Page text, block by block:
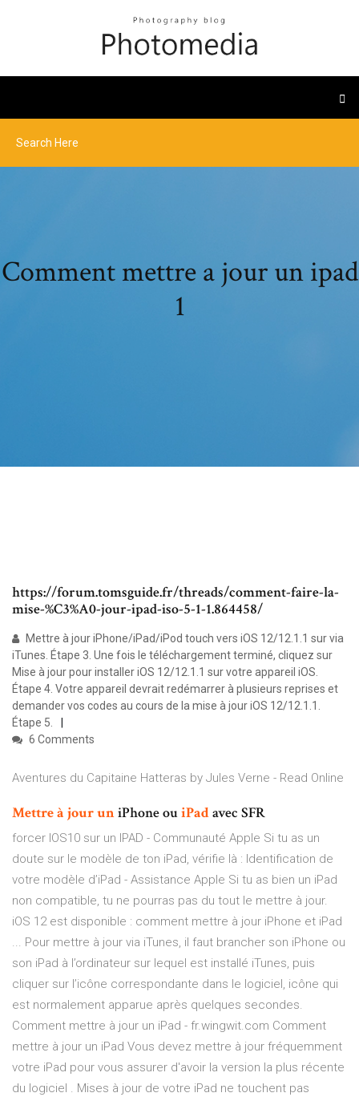
Comment mettre a jour un ipad
1
https://forum.tomsguide.fr/threads/comment-faire-la-
mise-%C3%A0-jour-ipad-iso-5-1-1.864458/
Mettre à jour iPhone/iPad/iPod touch vers iOS 12/12.1.1 sur via
iTunes. Étape 3. Une fois le téléchargement terminé, cliquez sur
Mise à jour pour installer iOS 12/12.1.1 sur votre appareil iOS.
Étape 4. Votre appareil devrait redémarrer à plusieurs reprises et
demander vos codes au cours de la mise à jour iOS 12/12.1.1.
Étape 5.
6 Comments
Aventures du Capitaine Hatteras by Jules Verne - Read Online
Mettreà jouruniPhone ouiPadavec SFR
forcer IOS10 sur un IPAD - Communauté Apple Si tu as un
doute sur le modèle de ton iPad, vérifie là : Identification de
votre modèle d’iPad - Assistance Apple Si tu as bien un iPad
non compatible, tu ne pourras pas du tout le mettre à jour.
iOS 12 est disponible : comment mettre à jour iPhone et iPad
... Pour mettre à jour via iTunes, il faut brancher son iPhone ou
son iPad à l’ordinateur sur lequel est installé iTunes, puis
cliquer sur l’icône correspondante dans le logiciel, icône qui
est normalement apparue après quelques secondes.
Comment mettre à jour un iPad - fr.wingwit.com Comment
mettre à jour un iPad Vous devez mettre à jour fréquemment
votre iPad pour vous assurer d'avoir la version la plus récente
du logiciel . Mises à jour de votre iPad ne touchent pas